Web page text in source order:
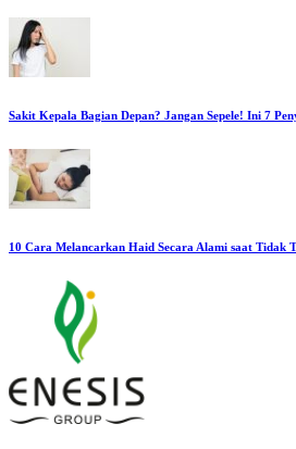
Sakit Kepala Bagian Depan? Jangan Sepele! Ini 7
10 Cara Melancarkan Haid Secara Alami saat Tidak